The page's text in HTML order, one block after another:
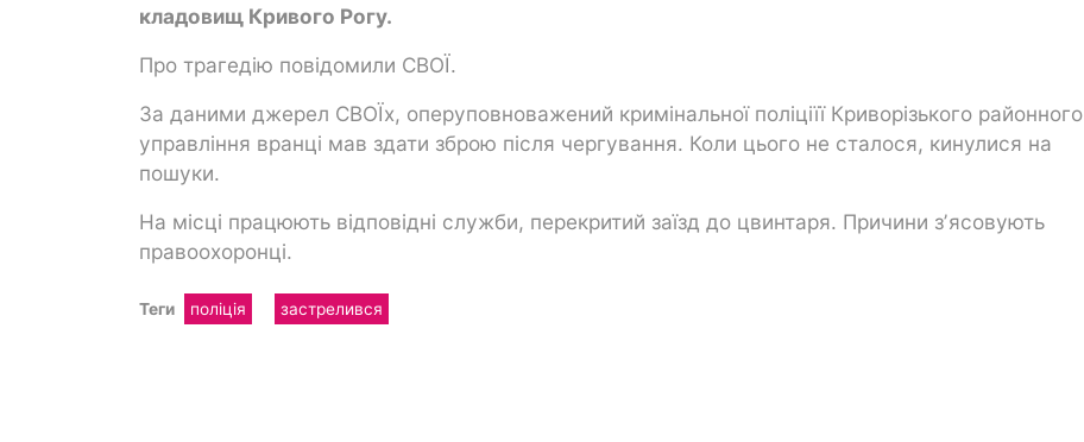
кладовищ Кривого Рогу.
Про трагедію повідомили СВОЇ.
За даними джерел СВОЇх, оперуповноважений кримінальної поліціїї Криворізького районного
управління вранці мав здати зброю після чергування. Коли цього не сталося, кинулися на
пошуки.
На місці працюють відповідні служби, перекритий заїзд до цвинтаря. Причини зʼясовують
правоохоронці.
Теги поліція застрелився